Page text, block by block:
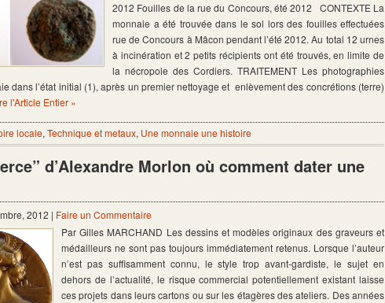
2012 Fouilles de la rue du Concours, été 2012 CONTEXTE La
monnaie a été trouvée dans le sol lors des fouilles effectuées
rue de Concours à Mâcon pendant l’été 2012. Au total 12 urnes
à incinération et 2 petits récipients ont été trouvés, en limite de
la nécropole des Cordiers. TRAITEMENT Les photographies
dans l’état initial (1), après un premier nettoyage et enlèvement des concrétions (terre)
l'Article Entier »
locale, Technique et metaux, Une monnaie une histoire
d’Alexandre Morlon où comment dater une
2012 | Faire un Commentaire
Par Gilles MARCHAND Les dessins et modèles originaux des graveurs et
médailleurs ne sont pas toujours immédiatement retenus. Lorsque l’auteur
n’est pas suffisamment connu, le style trop avant-gardiste, le sujet en
dehors de l’actualité, le risque commercial potentiellement existant laisse
ces projets dans leurs cartons ou sur les étagères des ateliers. Des années